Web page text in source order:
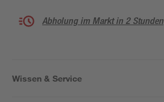
Abholung im Markt in 2 Stunden
Wissen & Service